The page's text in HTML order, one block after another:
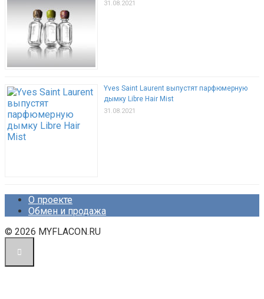
31.08.2021
Yves Saint Laurent выпустят парфюмерную
дымку Libre Hair Mist
31.08.2021
О проекте
Обмен и продажа
© 2026 MYFLACON.RU